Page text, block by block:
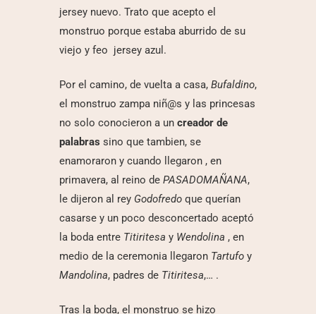
jersey nuevo. Trato que acepto el
monstruo porque estaba aburrido de su
viejo y feo jersey azul.
Por el camino, de vuelta a casa, Bufaldino,
el monstruo zampa niñ@s y las princesas
no solo conocieron a un creador de
palabras sino que tambien, se
enamoraron y cuando llegaron , en
primavera, al reino de PASADOMAÑANA,
le dijeron al rey Godofredo que querían
casarse y un poco desconcertado aceptó
la boda entre Titiritesa y Wendolina , en
medio de la ceremonia llegaron Tartufo y
Mandolina, padres de Titiritesa,… .
Tras la boda, el monstruo se hizo